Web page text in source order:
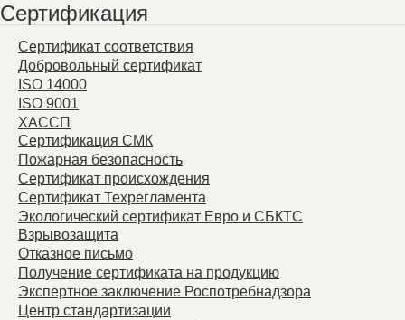
Сертификация
Сертификат соответствия
Добровольный сертификат
ISO 14000
ISO 9001
ХАССП
Сертификация СМК
Пожарная безопасность
Сертификат происхождения
Сертификат Техрегламента
Экологический сертификат Евро и СБКТС
Взрывозащита
Отказное письмо
Получение сертификата на продукцию
Экспертное заключение Роспотребнадзора
Центр стандартизации